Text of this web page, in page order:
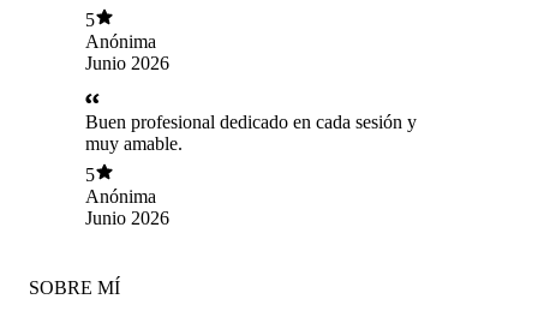
5
Anónima
Junio 2026
Buen profesional dedicado en cada sesión y
muy amable.
5
Anónima
Junio 2026
SOBRE MÍ